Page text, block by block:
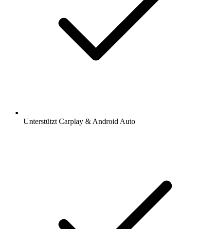
Unterstützt Carplay & Android Auto